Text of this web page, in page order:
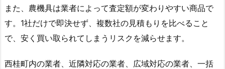
また、農機具は業者によって査定額が変わりやすい商品で
す。1社だけで即決せず、複数社の見積もりを比べること
で、安く買い取られてしまうリスクを減らせます。
西桂町内の業者、近隣対応の業者、広域対応の業者、一括